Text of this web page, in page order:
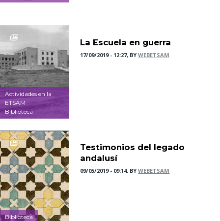
Actividades en la
ETSAM
Biblioteca
La Escuela en guerra
17/09/2019 - 12:27, BYWEBETSAM
Biblioteca
Testimonios del legado
andalusí
09/05/2019 - 09:14, BYWEBETSAM